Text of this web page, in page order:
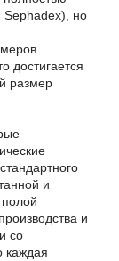
Sephadex), но
достигается
размер
и
и
со
каждая